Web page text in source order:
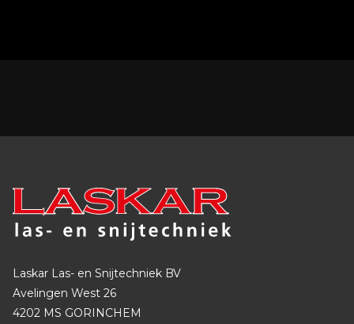
Laskar Las- en Snijtechniek BV
Avelingen West 26
4202 MS GORINCHEM